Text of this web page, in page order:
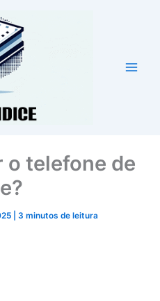
o telefone de
|3 minutos de leitura